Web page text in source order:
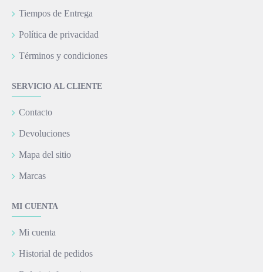
Tiempos de Entrega
Política de privacidad
Términos y condiciones
SERVICIO AL CLIENTE
Contacto
Devoluciones
Mapa del sitio
Marcas
MI CUENTA
Mi cuenta
Historial de pedidos